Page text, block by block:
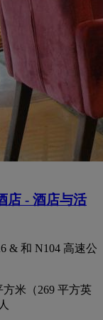
店 - 酒店与活
& 和 N104 高速公
米（269 平方英